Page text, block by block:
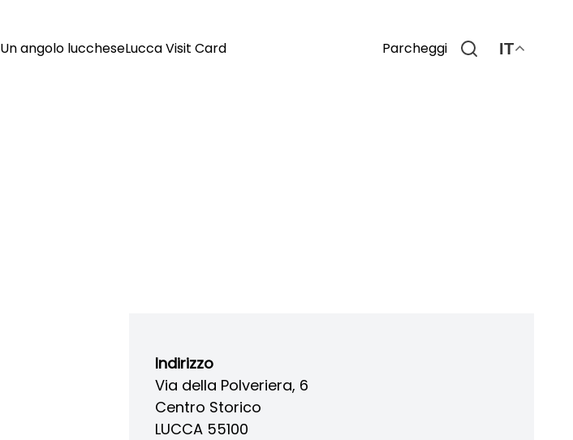
Un angolo luccheseLucca Visit Card Parcheggi IT
Indirizzo
Via della Polveriera, 6
Centro Storico
LUCCA 55100